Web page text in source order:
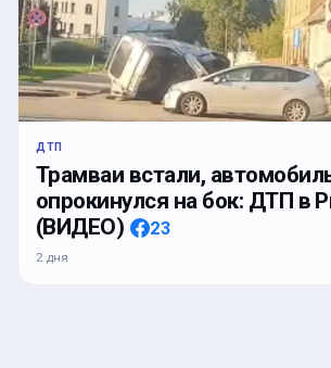
ДТП
Трамваи встали,
опрокинулся на бок: ДТП в
(ВИДЕО)
23
2 дня